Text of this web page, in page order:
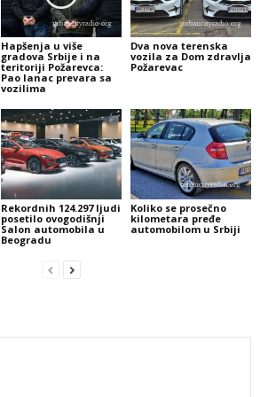
Hapšenja u više
gradova Srbije i na
teritoriji Požarevca:
Pao lanac prevara sa
vozilima
Dva nova terenska
vozila za Dom zdravlja
Požarevac
Rekordnih 124.297 ljudi
posetilo ovogodišnji
Salon automobila u
Beogradu
Koliko se prosečno
kilometara pređe
automobilom u Srbiji